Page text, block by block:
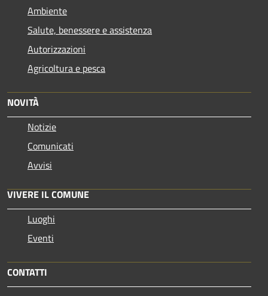
Ambiente
Salute, benessere e assistenza
Autorizzazioni
Agricoltura e pesca
NOVITÀ
Notizie
Comunicati
Avvisi
VIVERE IL COMUNE
Luoghi
Eventi
CONTATTI